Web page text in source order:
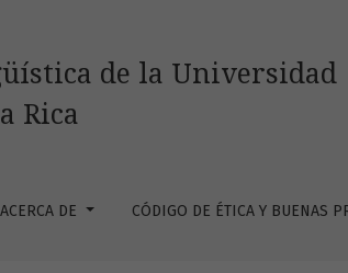
de la Universidad
Rica
ACERCA DE CÓDIGO DE ÉTICA Y BUENAS